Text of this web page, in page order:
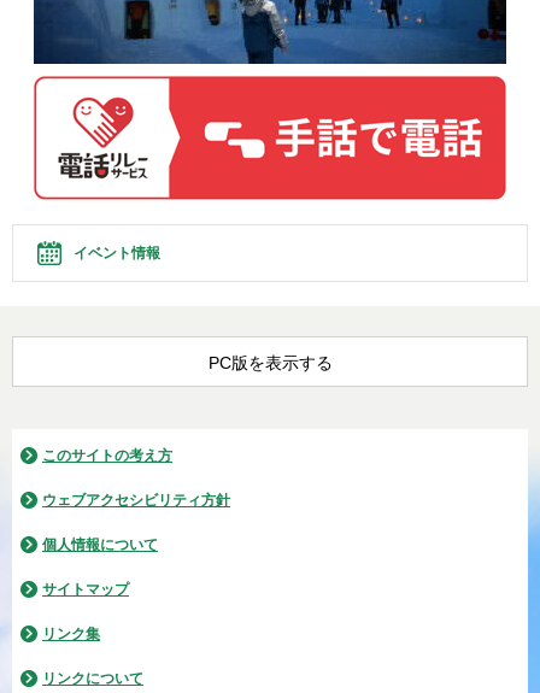
イベント情報
PC版を表示する
このサイトの考え方
ウェブアクセシビリティ方針
個人情報について
サイトマップ
リンク集
リンクについて